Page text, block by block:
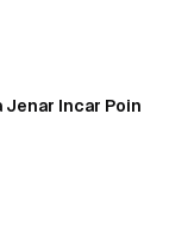
Jenar Incar Poin